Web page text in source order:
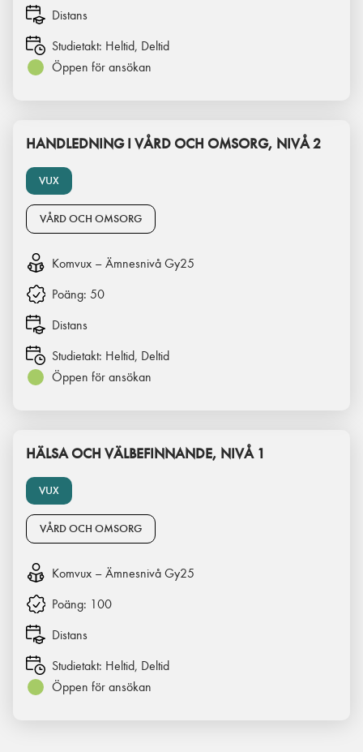
Distans
Studietakt: Heltid, Deltid
Öppen för ansökan
VUX
HANDLEDNING I VÅRD OCH OMSORG, NIVÅ 2
VÅRD OCH OMSORG
Komvux – Ämnesnivå Gy25
Poäng: 50
Distans
Studietakt: Heltid, Deltid
Öppen för ansökan
VUX
HÄLSA OCH VÄLBEFINNANDE, NIVÅ 1
VÅRD OCH OMSORG
Komvux – Ämnesnivå Gy25
Poäng: 100
Distans
Studietakt: Heltid, Deltid
Öppen för ansökan